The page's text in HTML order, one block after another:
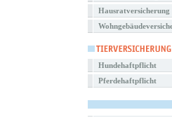
Hausratversicherung
Hundehaftpflicht
Pferdehaftpflicht